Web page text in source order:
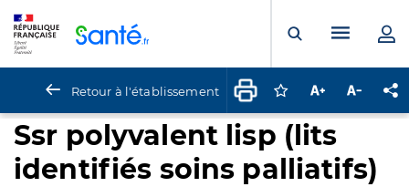
Ouvrir laMenu
Retour à l'établissement Connectez-vous
Augmenter la
Ssr polyvalent lisp (lits
identifiés soins palliatifs)